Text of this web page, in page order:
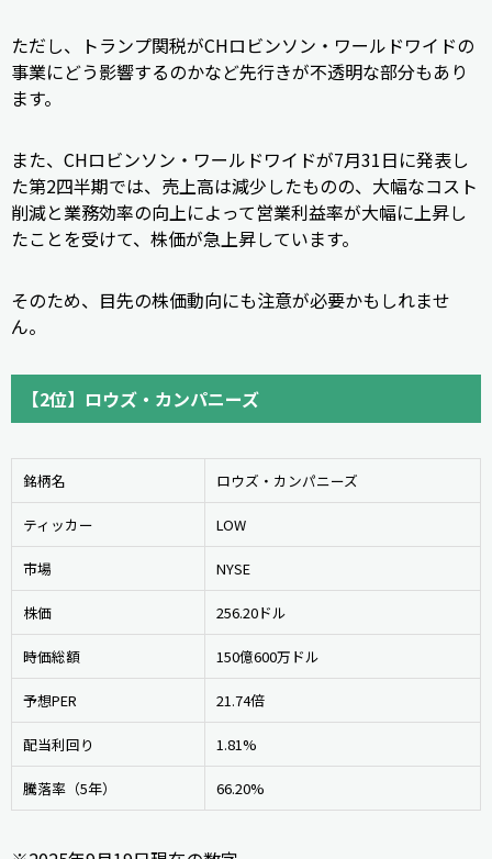
ただし、トランプ関税がCHロビンソン・ワールドワイドの
事業にどう影響するのかなど先行きが不透明な部分もあり
ます。
また、CHロビンソン・ワールドワイドが7月31日に発表し
た第2四半期では、売上高は減少したものの、大幅なコスト
削減と業務効率の向上によって営業利益率が大幅に上昇し
たことを受けて、株価が急上昇しています。
そのため、目先の株価動向にも注意が必要かもしれませ
ん。
【2位】ロウズ・カンパニーズ
銘柄名 ロウズ・カンパニーズ
ティッカー LOW
市場 NYSE
株価 256.20ドル
時価総額 150億600万ドル
予想PER 21.74倍
配当利回り 1.81%
騰落率（5年） 66.20%